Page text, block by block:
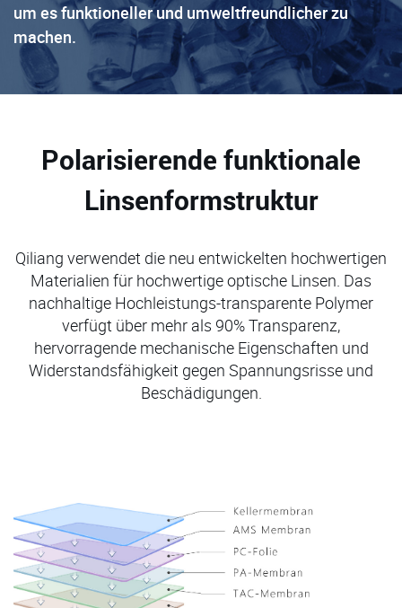
um es funktioneller und umweltfreundlicher zu
machen.
Polarisierende funktionale
Linsenformstruktur
Qiliang verwendet die neu entwickelten hochwertigen
Materialien für hochwertige optische Linsen. Das
nachhaltige Hochleistungs-transparente Polymer
verfügt über mehr als 90% Transparenz,
hervorragende mechanische Eigenschaften und
Widerstandsfähigkeit gegen Spannungsrisse und
Beschädigungen.